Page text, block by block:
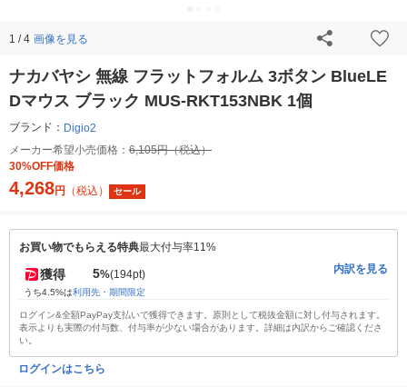
1 / 4 画像を見る
ナカバヤシ 無線 フラットフォルム 3ボタン BlueLE
Dマウス ブラック MUS-RKT153NBK 1個
ブランド： Digio2
メーカー希望小売価格： 6,105円（税込）
30%OFF価格
4,268円 （税込） セール
お買い物でもらえる特典最大付与率11%
獲得 5%(194pt)
うち4.5%は利用先・期間限定
内訳を見る
ログイン&全額PayPay支払いで獲得できます。原則として税抜金額に対し付与されます。
表示よりも実際の付与数、付与率が少ない場合があります。詳細は内訳からご確認くださ
い。
ログインはこちら